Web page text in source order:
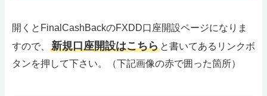
開くとFinalCashBackのFXDD口座開設ページになりま
すので、
新規口座開設はこちら と書いてあるリンクボ
タンを押して下さい。（下記画像の赤で囲った箇所）